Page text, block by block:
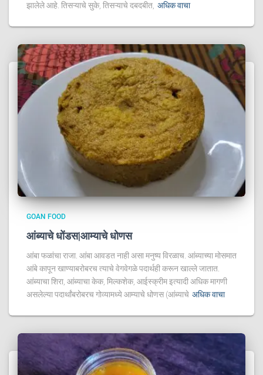
झालेले आहे. तिसऱ्याचे सुके, तिसऱ्याचे दबदबीत, अधिक वाचा
GOAN FOOD
आंब्याचे धोंडस|आम्याचे धोणस
आंबा फळांचा राजा. आंबा आवडत नाही असा मनुष्य विरळाच. आंब्याच्या मोसमात
आंबे कापून खाण्याबरोबरच त्याचे वेगवेगळे पदार्थही करून खाल्ले जातात.
आंब्याचा शिरा, आंब्याचा केक, मिल्कशेक, आईस्क्रीम इत्यादी अधिक मागणी
असलेल्या पदार्थांबरोबरच गोव्यामध्ये आम्याचे धोणस (आंब्याचे अधिक वाचा